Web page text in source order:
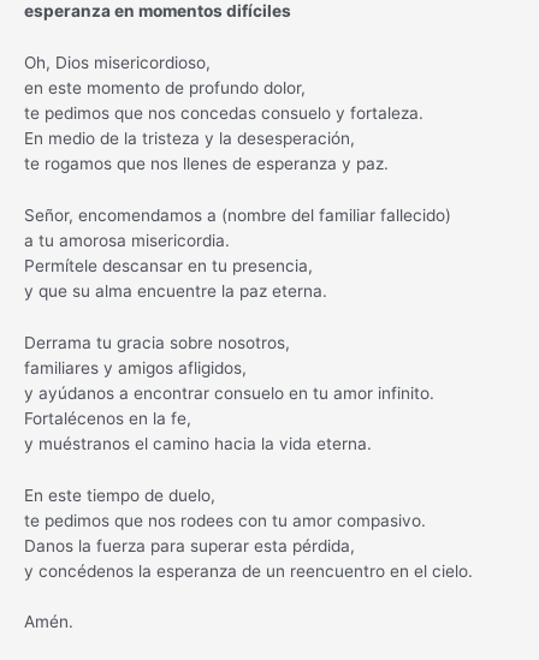
esperanza en momentos difíciles
Oh, Dios misericordioso,
en este momento de profundo dolor,
te pedimos que nos concedas consuelo y fortaleza.
En medio de la tristeza y la desesperación,
te rogamos que nos llenes de esperanza y paz.
Señor, encomendamos a (nombre del familiar fallecido)
a tu amorosa misericordia.
Permítele descansar en tu presencia,
y que su alma encuentre la paz eterna.
Derrama tu gracia sobre nosotros,
familiares y amigos afligidos,
y ayúdanos a encontrar consuelo en tu amor infinito.
Fortalécenos en la fe,
y muéstranos el camino hacia la vida eterna.
En este tiempo de duelo,
te pedimos que nos rodees con tu amor compasivo.
Danos la fuerza para superar esta pérdida,
y concédenos la esperanza de un reencuentro en el cielo.
Amén.